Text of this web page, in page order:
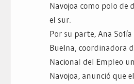
Navojoa como polo de
el sur.
Por su parte, Ana
Buelna, coordinadora
Nacional del Empleo
Navojoa, anunció que